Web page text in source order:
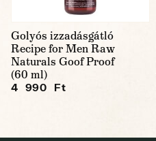
Golyós izzadásgátló
Recipe for Men Raw
Naturals Goof Proof
(60 ml)
4 990 Ft